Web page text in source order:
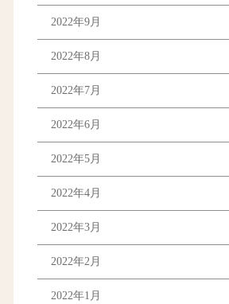
2022年9月
2022年8月
2022年7月
2022年6月
2022年5月
2022年4月
2022年3月
2022年2月
2022年1月